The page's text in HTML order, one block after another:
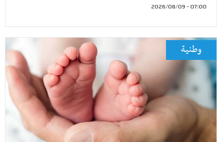
07:00 - 2026/08/09
وطنية